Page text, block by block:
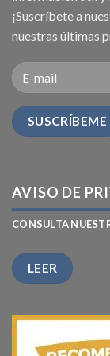
¡Suscríbete a
nuestras últimas
AVISO DE
CONSULTA
LEER